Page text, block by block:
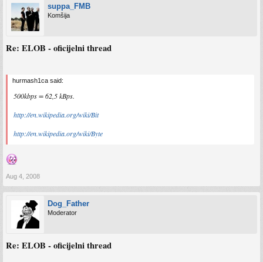
suppa_FMB
Komšija
Re: ELOB - oficijelni thread
hurmash1ca said:
500kbps = 62,5 kBps.
http://en.wikipedia.org/wiki/Bit
http://en.wikipedia.org/wiki/Byte
Aug 4, 2008
Dog_Father
Moderator
Re: ELOB - oficijelni thread